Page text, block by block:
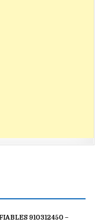
910312450 –